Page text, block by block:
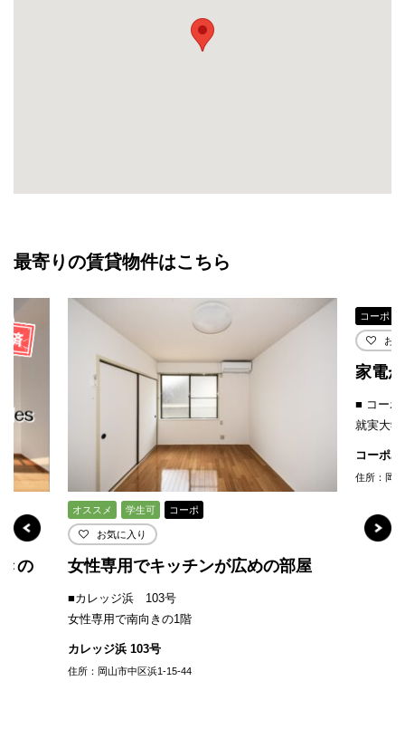
最寄りの賃貸物件はこちら
の
オススメ 学生可 コーポ
お気に入り
女性専用でキッチンが広めの部屋
■カレッジ浜 103号
女性専用で南向きの1階
カレッジ浜 103号
住所：岡山市中区浜1-15-44
コーポ
お
家電
■ コー
就実大
コーポ
住所：岡